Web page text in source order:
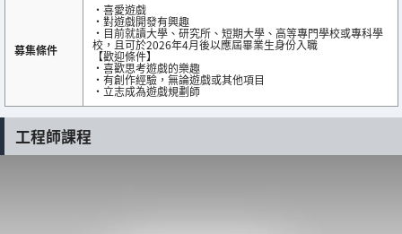
募集條件
・喜愛遊戲
・對遊戲開發有興趣
・目前就讀大學、研究所、短期大學、高等專門學校或專科學
校，且可於2026年4月後以應屆畢業生身份入職
【歡迎條件】
・喜歡思考遊戲的樂趣
・有創作經驗，無論遊戲或其他項目
・立志成為遊戲規劃師
工程師課程